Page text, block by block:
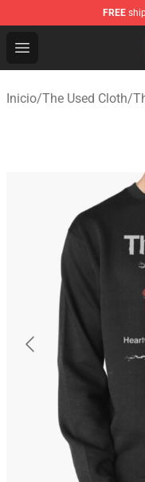
FREE
Open menu
The Used Store -
Inicio/The Used Cloth/